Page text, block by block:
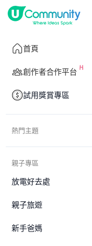
首頁
創作者合作平台
試用獎賞專區
熱門主題
親子專區
放電好去處
親子旅遊
新手爸媽